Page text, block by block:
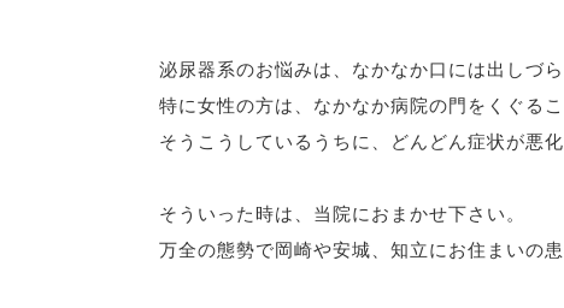
泌尿器系のお悩みは、なかなか口には出しづら
特に女性の方は、なかなか病院の門をくぐるこ
そうこうしているうちに、どんどん症状が悪
そういった時は、当院におまかせ下さい。
万全の態勢で岡崎や安城、知立にお住まいの